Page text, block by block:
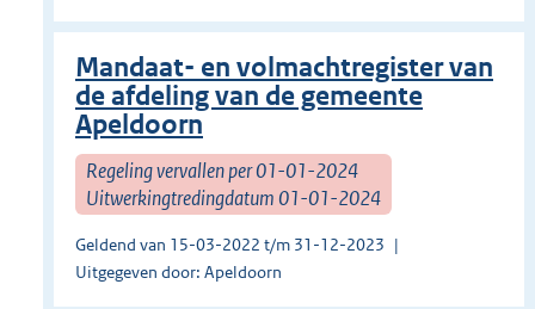
Mandaat- en volmachtregister van
de afdeling van de gemeente
Apeldoorn
Regeling vervallen per 01-01-2024
Uitwerkingtredingdatum 01-01-2024
Geldend van 15-03-2022 t/m 31-12-2023
Uitgegeven door: Apeldoorn